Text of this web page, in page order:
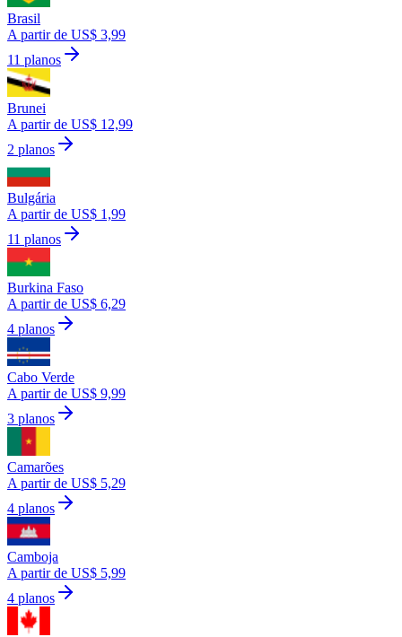
Brasil
A partir de US$ 3,99
11 planos
Brunei
A partir de US$ 12,99
2 planos
Bulgária
A partir de US$ 1,99
11 planos
Burkina Faso
A partir de US$ 6,29
4 planos
Cabo Verde
A partir de US$ 9,99
3 planos
Camarões
A partir de US$ 5,29
4 planos
Camboja
A partir de US$ 5,99
4 planos